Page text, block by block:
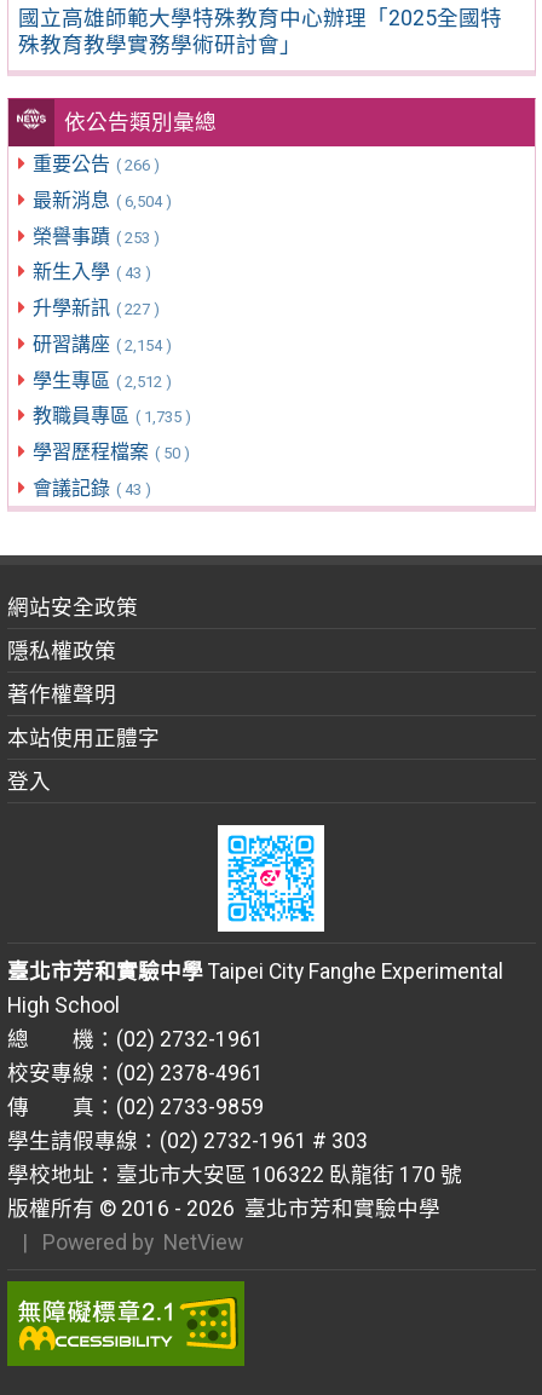
國立高雄師範大學特殊教育中心辦理「2025全國特
殊教育教學實務學術研討會」
依公告類別彙總
重要公告 ( 266 )
最新消息 ( 6,504 )
榮譽事蹟 ( 253 )
新生入學 ( 43 )
升學新訊 ( 227 )
研習講座 ( 2,154 )
學生專區 ( 2,512 )
教職員專區 ( 1,735 )
學習歷程檔案 ( 50 )
會議記錄 ( 43 )
網站安全政策
隱私權政策
著作權聲明
本站使用正體字
登入
臺北市芳和實驗中學Taipei City Fanghe Experimental
High School
總 機：(02) 2732-1961
校安專線：(02) 2378-4961
傳 真：(02) 2733-9859
學生請假專線：(02) 2732-1961 # 303
學校地址：臺北市大安區 106322 臥龍街 170 號
版權所有 © 2016 - 2026 臺北市芳和實驗中學
| Powered by NetView